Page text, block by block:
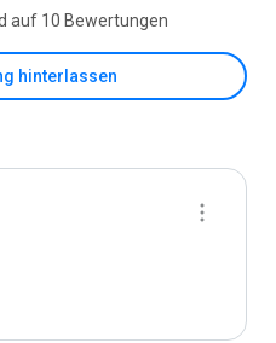
auf 10 Bewertungen
hinterlassen